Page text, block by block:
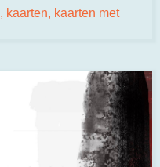
, kaarten, kaarten met